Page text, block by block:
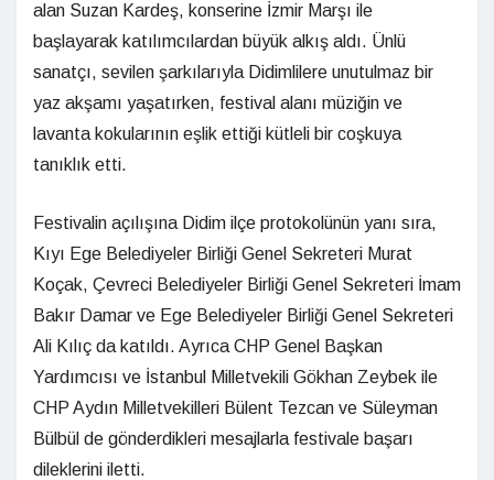
alan Suzan Kardeş, konserine İzmir Marşı ile
başlayarak katılımcılardan büyük alkış aldı. Ünlü
sanatçı, sevilen şarkılarıyla Didimlilere unutulmaz bir
yaz akşamı yaşatırken, festival alanı müziğin ve
lavanta kokularının eşlik ettiği kütleli bir coşkuya
tanıklık etti.
Festivalin açılışına Didim ilçe protokolünün yanı sıra,
Kıyı Ege Belediyeler Birliği Genel Sekreteri Murat
Koçak, Çevreci Belediyeler Birliği Genel Sekreteri İmam
Bakır Damar ve Ege Belediyeler Birliği Genel Sekreteri
Ali Kılıç da katıldı. Ayrıca CHP Genel Başkan
Yardımcısı ve İstanbul Milletvekili Gökhan Zeybek ile
CHP Aydın Milletvekilleri Bülent Tezcan ve Süleyman
Bülbül de gönderdikleri mesajlarla festivale başarı
dileklerini iletti.